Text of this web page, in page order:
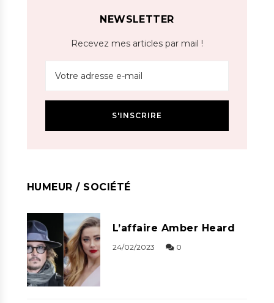
NEWSLETTER
Recevez mes articles par mail !
HUMEUR / SOCIÉTÉ
L’affaire Amber Heard
24/02/2023 0